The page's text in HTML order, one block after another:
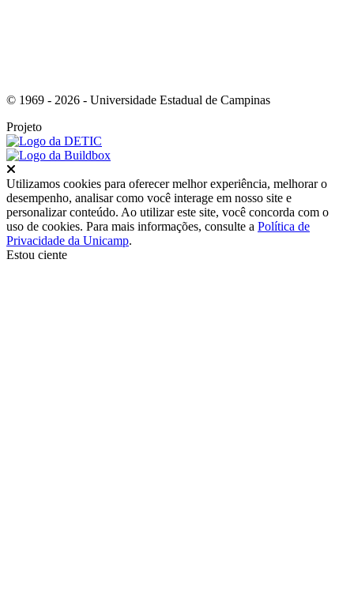
© 1969 - 2026 - Universidade Estadual de Campinas
Projeto
Utilizamos cookies para oferecer melhor experiência, melhorar o
desempenho, analisar como você interage em nosso site e
personalizar conteúdo. Ao utilizar este site, você concorda com o
uso de cookies. Para mais informações, consulte a Política de
Privacidade da Unicamp.
Estou ciente